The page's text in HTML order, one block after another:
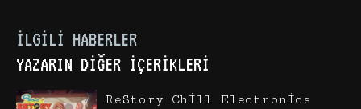
İLGILI HABERLER
YAZARIN DIĞER İÇERIKLERI
ReStory Chill Electronics